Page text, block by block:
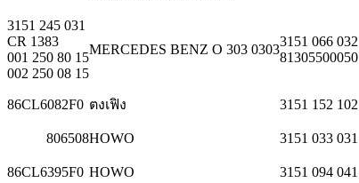
3151 245 031
CR 1383
001 250 80 15
002 250 08 15
MERCEDES BENZ O 303 0303
3151 066 032
81305500050
86CL6082F0 ตงเฟิง 3151 152 102
806508HOWO 3151 033 031
86CL6395F0 HOWO 3151 094 041